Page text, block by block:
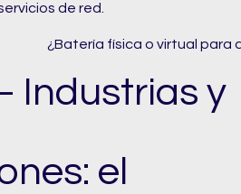
de red.
Industrias y
el